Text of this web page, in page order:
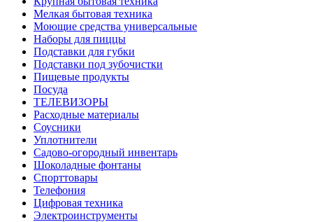
Мелкая бытовая техника
Моющие средства универсальные
Наборы для пиццы
Подставки для губки
Подставки под зубочистки
Пищевые продукты
Посуда
ТЕЛЕВИЗОРЫ
Расходные материалы
Соусники
Уплотнители
Садово-огородный инвентарь
Шоколадные фонтаны
Спорттовары
Телефония
Цифровая техника
Электроинструменты